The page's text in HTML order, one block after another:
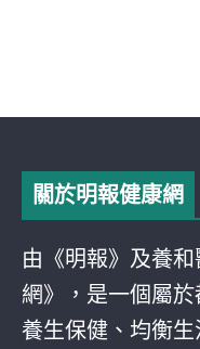
關於明報健康網
由《明報》及養
網》，是一個屬
養生保健、均衡